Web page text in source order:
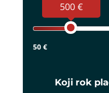
500 €
50 €
Koji rok